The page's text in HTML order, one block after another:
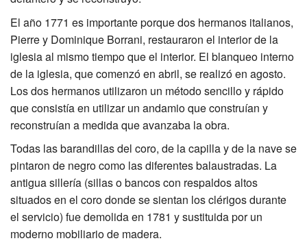
El año 1771 es importante porque dos hermanos italianos,
Pierre y Dominique Borrani, restauraron el interior de la
iglesia al mismo tiempo que el interior. El blanqueo interno
de la iglesia, que comenzó en abril, se realizó en agosto.
Los dos hermanos utilizaron un método sencillo y rápido
que consistía en utilizar un andamio que construían y
reconstruían a medida que avanzaba la obra.
Todas las barandillas del coro, de la capilla y de la nave se
pintaron de negro como las diferentes balaustradas. La
antigua sillería (sillas o bancos con respaldos altos
situados en el coro donde se sientan los clérigos durante
el servicio) fue demolida en 1781 y sustituida por un
moderno mobiliario de madera.